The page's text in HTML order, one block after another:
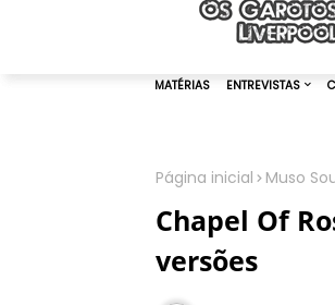
Página inicial Muso
Chapel Of
versões